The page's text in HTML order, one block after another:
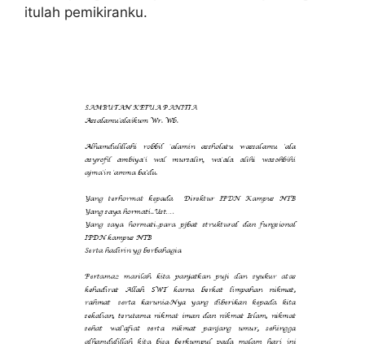
itulah pemikiranku.